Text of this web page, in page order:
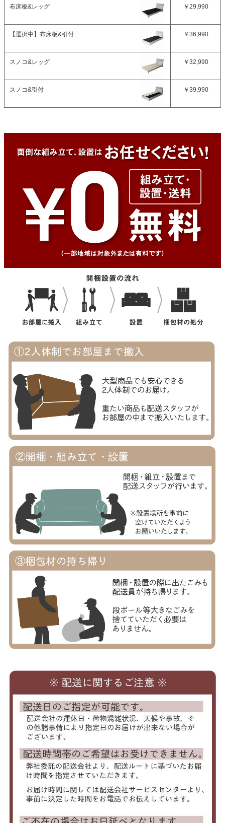
布床板&レッグ ￥29,990
【選択中】 布床板&引付 ￥36,990
スノコ&レッグ ￥32,990
スノコ&引付 ￥39,990